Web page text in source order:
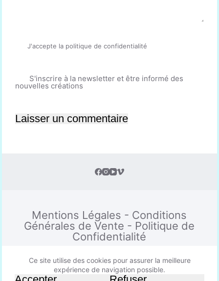
Ce site utilise des cookies pour assurer la meilleure
expérience de navigation possible.
J'accepte la politique de confidentialité
S'inscrire à la newsletter et être informé des
nouvelles créations
Laisser un commentaire
Mentions Légales - Conditions
Générales de Vente - Politique de
Confidentialité
Copyright © 2026 - Thème WordPress par